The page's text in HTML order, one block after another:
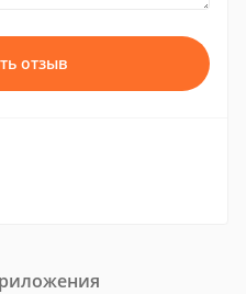
отзыв